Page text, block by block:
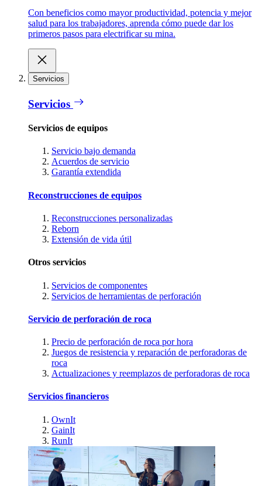
Con beneficios como mayor productividad, potencia y mejor
salud para los trabajadores, aprenda cómo puede dar los
primeros pasos para electrificar su mina.
Servicios
Servicios
Servicios de equipos
Servicio bajo demanda
Acuerdos de servicio
Garantía extendida
Reconstrucciones de equipos
Reconstrucciones personalizadas
Reborn
Extensión de vida útil
Otros servicios
Servicios de componentes
Servicios de herramientas de perforación
Servicio de perforación de roca
Precio de perforación de roca por hora
Juegos de resistencia y reparación de perforadoras de
roca
Actualizaciones y reemplazos de perforadoras de roca
Servicios financieros
OwnIt
GainIt
RunIt